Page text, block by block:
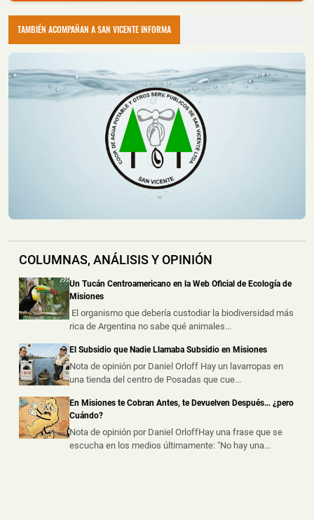
atacar a machetazos a un jov...
Provocó un Incendio que Destruyó su Vivienda en
Oberá
📅 9 ago 2026
Una vivienda de madera quedó completamente
destruida por un incendio registrado ...
Posadas: Despistó con su Automóvil, Chocó contra
un Poste de Alumbrado y Terminó Hospitalizado
Un hombre de 47 años resultó lesionado este domingo
Despistó y Volcó con su Automóvil sobre la Ruta
📅 9 ago 2026
despistar y volcar con su au...
Un Adolescente resultó Lesionado tras Chocar con
una Camioneta en Leandro N. Alem
📅 9 ago 2026
Un adolescente de 15 años resultó lesionado este
sábado por la noche tras protag...
TAMBIÉN ACOMPAÑAN A SAN VICENTE INFORMA
COLUMNAS, ANÁLISIS Y OPINIÓN
Un Tucán Centroamericano en la Web Oficial de Ecología de
Misiones
El organismo que debería custodiar la biodiversidad más
rica de Argentina no sabe qué animales...
El Subsidio que Nadie Llamaba Subsidio en Misiones
Nota de opinión por Daniel Orloff Hay un lavarropas en
una tienda del centro de Posadas que cue...
En Misiones te Cobran Antes, te Devuelven Después… ¿pero
Cuándo?
Nota de opinión por Daniel OrloffHay una frase que se
escucha en los medios últimamente: "No hay una...